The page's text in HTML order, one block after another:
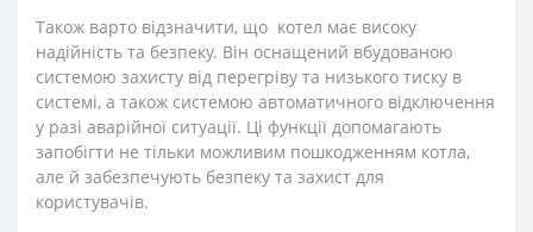
Також варто відзначити, що котел має високу
надійність та безпеку. Він оснащений вбудованою
системою захисту від перегріву та низького тиску в
системі, а також системою автоматичного відключення
у разі аварійної ситуації. Ці функції допомагають
запобігти не тільки можливим пошкодженням котла,
але й забезпечують безпеку та захист для
користувачів.